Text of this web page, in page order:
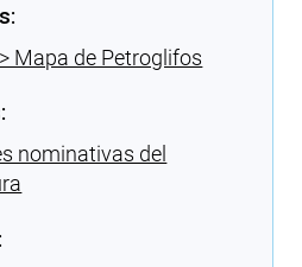
Mapa de Petroglifos
nominativas del